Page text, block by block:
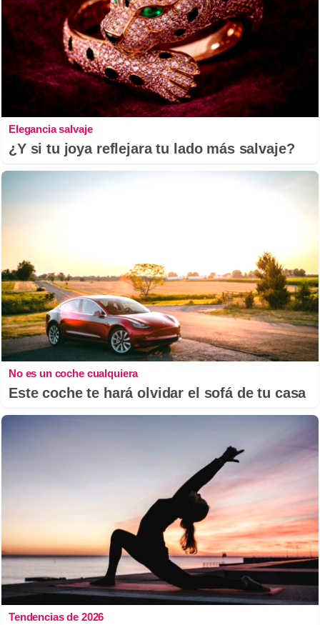
Elegancia salvaje
¿Y si tu joya reflejara tu lado más salvaje?
No es un coche cualquiera
Este coche te hará olvidar el sofá de tu casa
Tendencias de 2026